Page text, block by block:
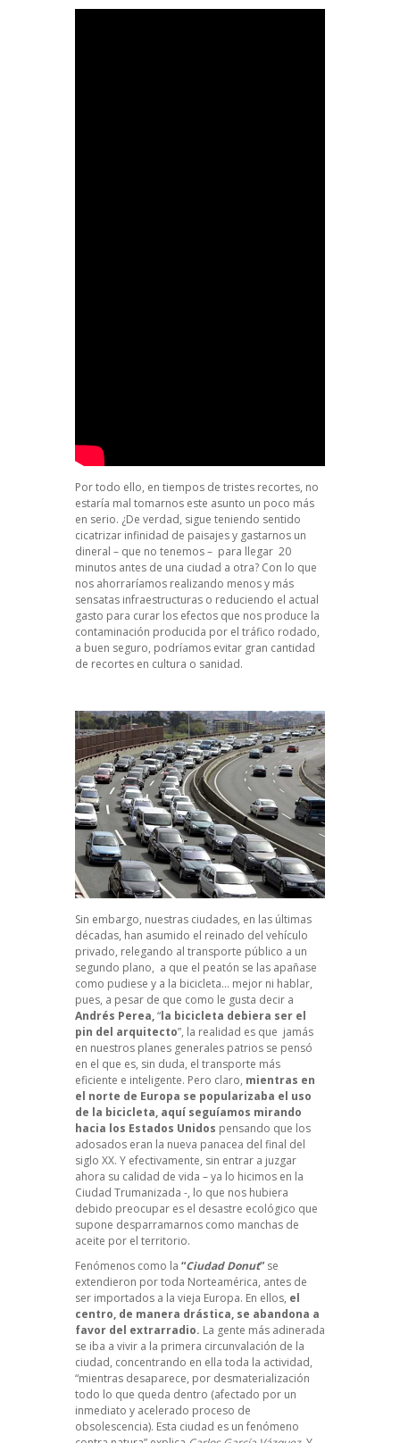
Por todo ello, en tiempos de tristes recortes, no
estaría mal tomarnos este asunto un poco más
en serio. ¿De verdad, sigue teniendo sentido
cicatrizar infinidad de paisajes y gastarnos un
dineral – que no tenemos – para llegar 20
minutos antes de una ciudad a otra? Con lo que
nos ahorraríamos realizando menos y más
sensatas infraestructuras o reduciendo el actual
gasto para curar los efectos que nos produce la
contaminación producida por el tráfico rodado,
a buen seguro, podríamos evitar gran cantidad
de recortes en cultura o sanidad.
Sin embargo, nuestras ciudades, en las últimas
décadas, han asumido el reinado del vehículo
privado, relegando al transporte público a un
segundo plano, a que el peatón se las apañase
como pudiese y a la bicicleta… mejor ni hablar,
pues, a pesar de que como le gusta decir a
Andrés Perea,“la bicicleta debiera ser el
pin del arquitecto”, la realidad es que jamás
en nuestros planes generales patrios se pensó
en el que es, sin duda, el transporte más
eficiente e inteligente. Pero claro, mientras en
el norte de Europa se popularizaba el uso
de la bicicleta, aquí seguíamos mirando
hacia los Estados Unidos pensando que los
adosados eran la nueva panacea del final del
siglo XX. Y efectivamente, sin entrar a juzgar
ahora su calidad de vida – ya lo hicimos en la
Ciudad Trumanizada -, lo que nos hubiera
debido preocupar es el desastre ecológico que
supone desparramarnos como manchas de
aceite por el territorio.
Fenómenos como la “Ciudad Donut” se
extendieron por toda Norteamérica, antes de
ser importados a la vieja Europa. En ellos, el
centro, de manera drástica, se abandona a
favor del extrarradio. La gente más adinerada
se iba a vivir a la primera circunvalación de la
ciudad, concentrando en ella toda la actividad,
“mientras desaparece, por desmaterialización
todo lo que queda dentro (afectado por un
inmediato y acelerado proceso de
obsolescencia). Esta ciudad es un fenómeno